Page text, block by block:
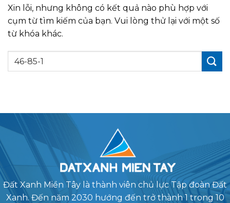
Xin lỗi, nhưng không có kết quả nào phù hợp với
cụm từ tìm kiếm của bạn. Vui lòng thử lại với một số
từ khóa khác.
Đất Xanh Miền Tây là thành viên chủ lực Tập đoàn Đất
Xanh. Đến năm 2030 hướng đến trở thành 1 trong 10